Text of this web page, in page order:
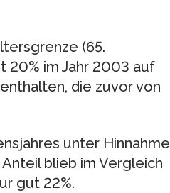
(65.
20% im Jahr 2003 auf
die zuvor von
unter Hinnahme
blieb im Vergleich
gut 22%.